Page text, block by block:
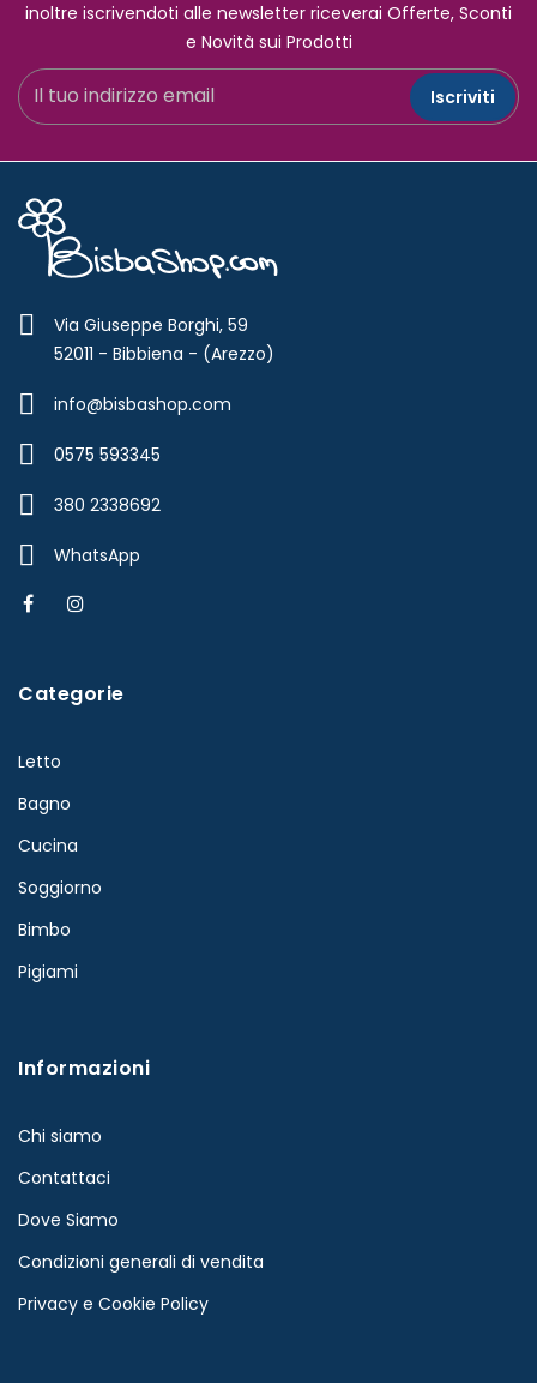
inoltre iscrivendoti alle newsletter riceverai Offerte, Sconti
e Novità sui Prodotti
Iscriviti
Via Giuseppe Borghi, 59
52011 - Bibbiena - (Arezzo)
info@bisbashop.com
0575 593345
380 2338692
WhatsApp
Categorie
Letto
Bagno
Cucina
Soggiorno
Bimbo
Pigiami
Informazioni
Chi siamo
Contattaci
Dove Siamo
Condizioni generali di vendita
Privacy e Cookie Policy